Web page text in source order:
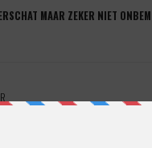
MAAR ZEKER NIET